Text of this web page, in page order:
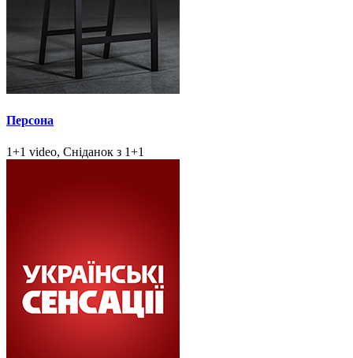
Персона
1+1 video, Сніданок з 1+1